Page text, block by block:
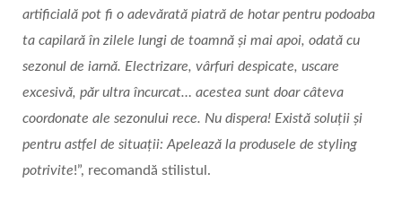
artificială pot fi o adevărată piatră de hotar pentru podoaba
ta capilară în zilele lungi de toamnă și mai apoi, odată cu
sezonul de iarnă. Electrizare, vârfuri despicate, uscare
excesivă, păr ultra încurcat… acestea sunt doar câteva
coordonate ale sezonului rece. Nu dispera! Există soluții și
pentru astfel de situații: Apelează la produsele de styling
potrivite!”, recomandă stilistul.